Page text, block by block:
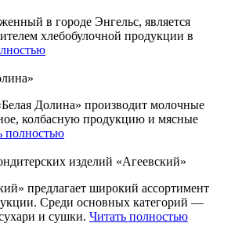
в городе Энгельс, является
хлебобулочной продукции в
Долина» производит молочные
колбасную продукцию и мясные
полностью
изделий «Агеевский»
предлагает широкий ассортимент
Среди основных категорий —
и сушки. Читать полностью